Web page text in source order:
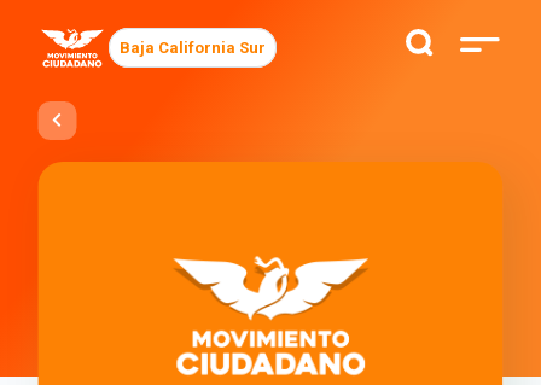
Baja California Sur